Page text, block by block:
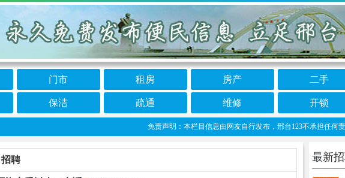
门市 租房 房产 二手
保洁 疏通 维修 开锁
免责声明：本栏目信息由网友自行发布，邢台123不承担任何责
聘 最新